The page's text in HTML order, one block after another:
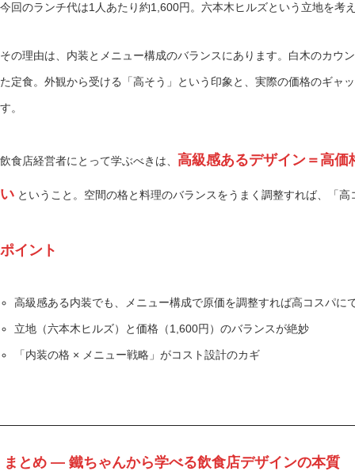
今回のランチ代は1人あたり約1,600円。六本木ヒルズという立地を考
その理由は、内装とメニュー構成のバランスにあります。白木のカウ
た定食。外観から受ける「高そう」という印象と、実際の価格のギャ
す。
飲食店経営者にとって学ぶべきは、 高級感あるデザイン＝高
い ということ。空間の格と料理のバランスをうまく調整すれば、「
ポイント
高級感ある内装でも、メニュー構成で原価を調整すれば高コスパに
立地（六本木ヒルズ）と価格（1,600円）のバランスが絶妙
「内装の格 × メニュー戦略」がコスト設計のカギ
まとめ ― 鐵ちゃんから学べる飲食店デザインの本質